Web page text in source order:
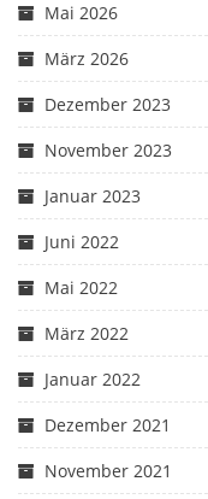
Mai 2026
März 2026
Dezember 2023
November 2023
Januar 2023
Juni 2022
Mai 2022
März 2022
Januar 2022
Dezember 2021
November 2021